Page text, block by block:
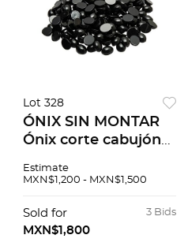
Lot 328
ÓNIX SIN MONTAR
Ónix corte cabujón
Estimate
MXN$1,200 - MXN$1,500
3 Bids
Sold for
MXN$1,800